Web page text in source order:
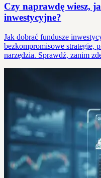
Czy naprawdę wiesz,
inwestycyjne?
Jak dobrać fundusze
bezkompromisowe strategie,
narzędzia. Sprawdź, zanim